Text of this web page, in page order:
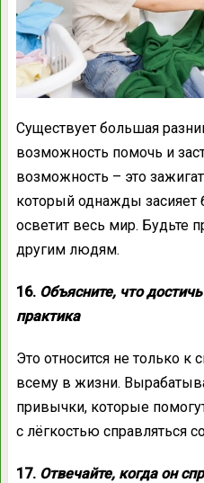
Существует большая
возможность помочь и
возможность – это
который однажды
осветит весь мир. Будьте
другим людям.
16. Объясните, что
практика
Это относится не только к
всему в жизни.
привычки, которые
с лёгкостью справляться
17. Отвечайте, когда он